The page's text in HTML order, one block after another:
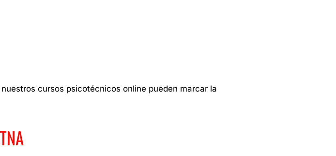
cursos psicotécnicos online pueden marcar la